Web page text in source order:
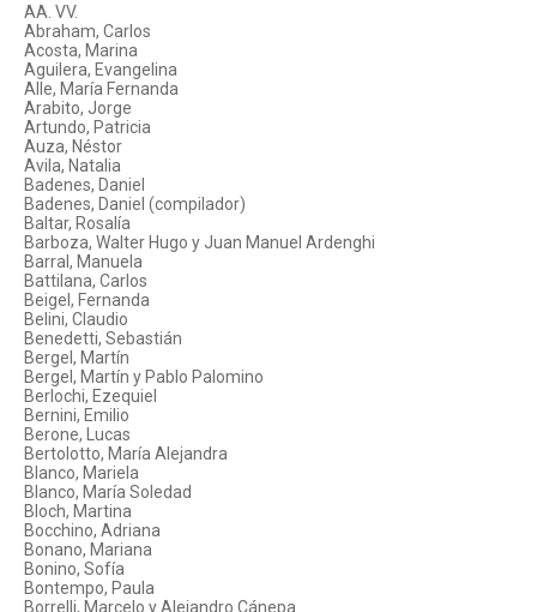
AA. VV.
Abraham, Carlos
Acosta, Marina
Aguilera, Evangelina
Alle, María Fernanda
Arabito, Jorge
Artundo, Patricia
Auza, Néstor
Avila, Natalia
Badenes, Daniel
Badenes, Daniel (compilador)
Baltar, Rosalía
Barboza, Walter Hugo y Juan Manuel Ardenghi
Barral, Manuela
Battilana, Carlos
Beigel, Fernanda
Belini, Claudio
Benedetti, Sebastián
Bergel, Martín
Bergel, Martín y Pablo Palomino
Berlochi, Ezequiel
Bernini, Emilio
Berone, Lucas
Bertolotto, María Alejandra
Blanco, Mariela
Blanco, María Soledad
Bloch, Martina
Bocchino, Adriana
Bonano, Mariana
Bonino, Sofía
Bontempo, Paula
Borrelli, Marcelo y Alejandro Cánepa